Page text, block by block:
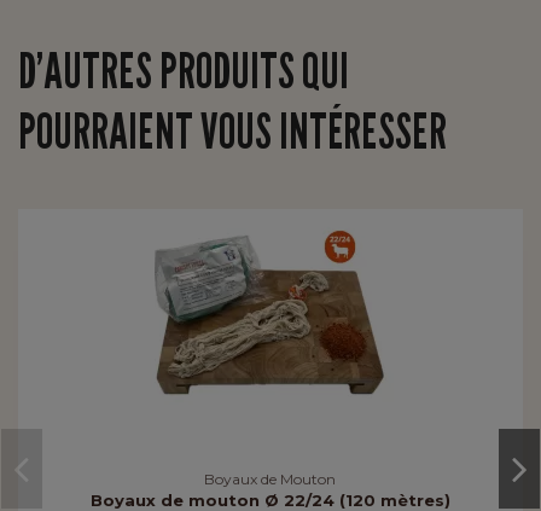
D’AUTRES PRODUITS QUI
POURRAIENT VOUS INTÉRESSER
Boyaux de Mouton
Boyaux de mouton Ø 22/24 (120 mètres)